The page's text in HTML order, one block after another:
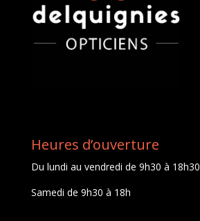
Heures d’ouverture
Du lundi au vendredi de 9h30 à 18h30
Samedi de 9h30 à 18h